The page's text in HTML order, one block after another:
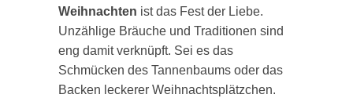
Weihnachten ist das Fest der Liebe.
Unzählige Bräuche und Traditionen sind
eng damit verknüpft. Sei es das
Schmücken des Tannenbaums oder das
Backen leckerer Weihnachtsplätzchen.